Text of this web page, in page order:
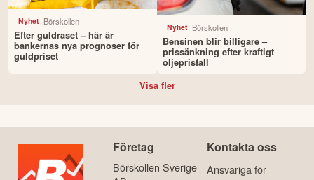
Nyhet Börskollen
Efter guldraset – här är
bankernas nya prognoser för
guldpriset
Nyhet Börskollen
Bensinen blir billigare –
prissänkning efter kraftigt
oljeprisfall
Visa fler
Företag
Börskollen Sverige
Kontakta oss
Ansvariga för